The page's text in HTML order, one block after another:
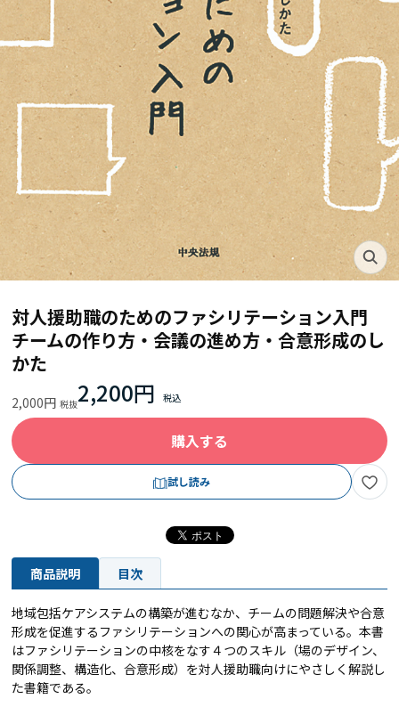
対人援助職のためのファシリテーション入門
チームの作り方・会議の進め方・合意形成のし
かた
2,000円 2,200円
購入する
試し読み
商品説明 目次
地域包括ケアシステムの構築が進むなか、チームの問題解決や合意
形成を促進するファシリテーションへの関心が高まっている。本書
はファシリテーションの中核をなす４つのスキル（場のデザイン、
関係調整、構造化、合意形成）を対人援助職向けにやさしく解説し
た書籍である。